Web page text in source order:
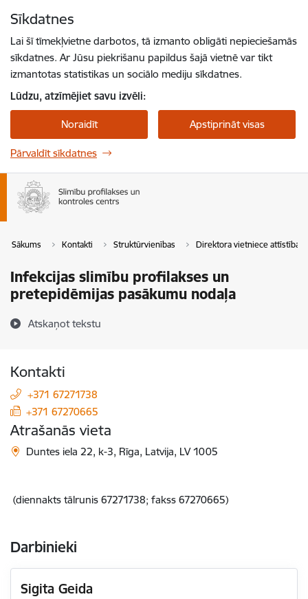
Sīkdatnes
Lai šī tīmekļvietne darbotos, tā izmanto obligāti nepieciešamās
sīkdatnes. Ar Jūsu piekrišanu papildus šajā vietnē var tikt
izmantotas statistikas un sociālo mediju sīkdatnes.
Lūdzu, atzīmējiet savu izvēli:
Noraidīt Apstiprināt visas
Pārvaldīt sīkdatnes
Sākums Kontakti Struktūrvienības Direktora vietniece attīstības
Infekcijas slimību profilakses un
pretepidēmijas pasākumu nodaļa
Atskaņot tekstu
Kontakti
+371 67271738
+371 67270665
Atrašanās vieta
Duntes iela 22, k-3, Rīga, Latvija, LV 1005
(diennakts tālrunis 67271738; fakss 67270665)
Darbinieki
Sigita Geida